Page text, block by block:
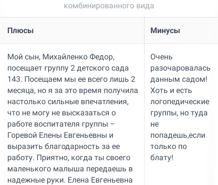
комбинированного вида
Плюсы Минусы
Мой сын, Михайленко Федор,
посещает группу 2 детского сада
143. Посещаем мы ее всего лишь 2
месяца, но я за это время получила
настолько сильные впечатления,
что не могу не высказаться о
работе воспитателя группы –
Горевой Елены Евгеньевны и
выразить благодарность за ее
работу. Приятно, когда ты своего
маленького малыша передаешь в
надежные руки. Елена Евгеньевна
Очень
разочаровалась
данным садом!
Хоть и есть
логопедические
группы, но туда
не
попадешь,если
только по
блату!